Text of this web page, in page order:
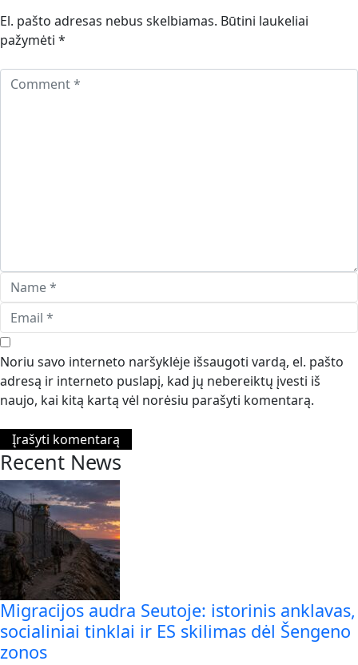
El. pašto adresas nebus skelbiamas. Būtini laukeliai
pažymėti *
Noriu savo interneto naršyklėje išsaugoti vardą, el. pašto
adresą ir interneto puslapį, kad jų nebereiktų įvesti iš
naujo, kai kitą kartą vėl norėsiu parašyti komentarą.
Recent News
Migracijos audra Seutoje: istorinis anklavas,
socialiniai tinklai ir ES skilimas dėl Šengeno
zonos